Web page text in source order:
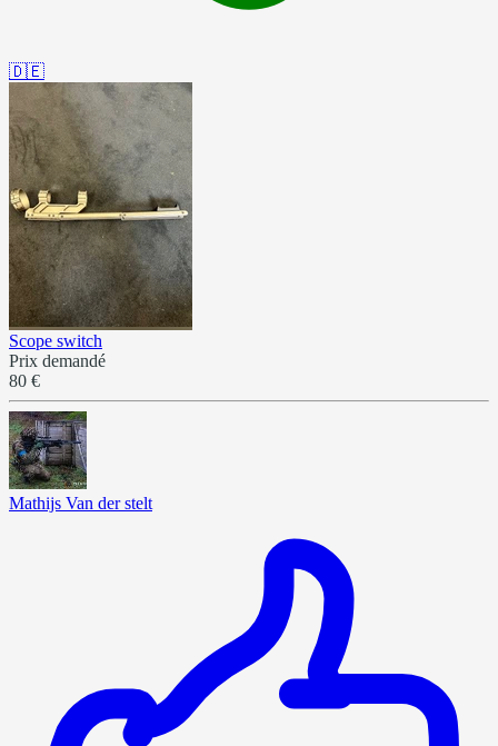
🇩🇪
Scope switch
Prix demandé
80 €
Mathijs Van der stelt